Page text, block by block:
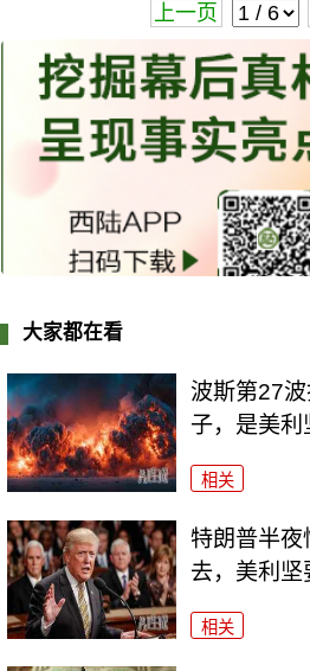
上一页
大家都在看
波斯第27
子，是美利
相关
特朗普半夜
去，美利坚
相关